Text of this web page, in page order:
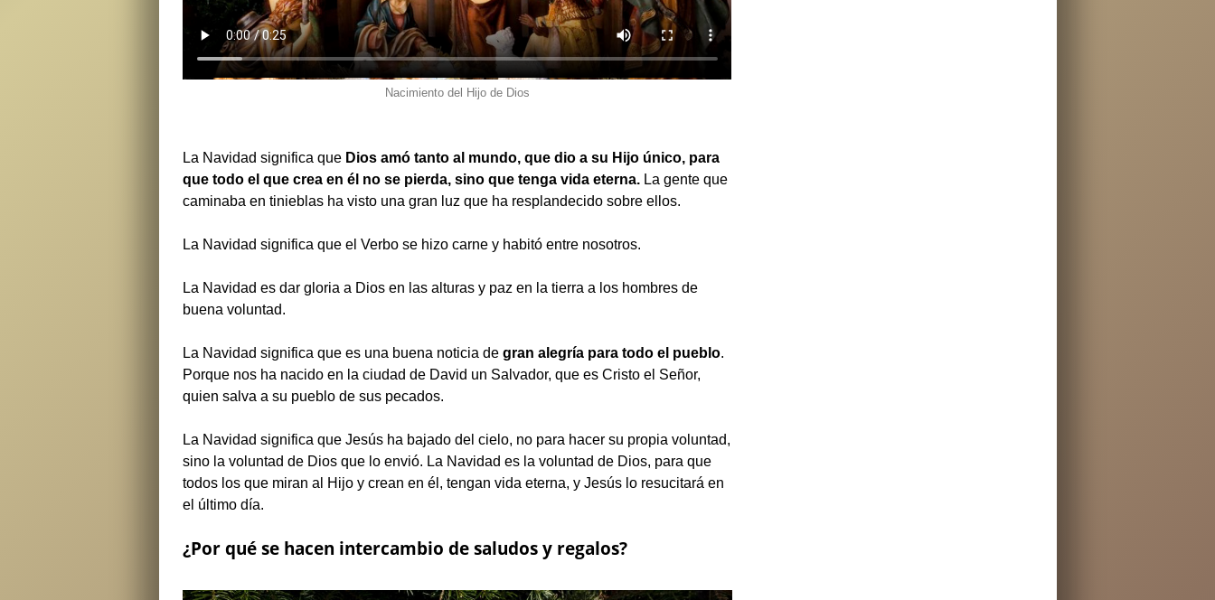
Nacimiento del Hijo de Dios
La Navidad significa que Dios amó tanto al mundo, que dio a su Hijo único, para
que todo el que crea en él no se pierda, sino que tenga vida eterna. La gente que
caminaba en tinieblas ha visto una gran luz que ha resplandecido sobre ellos.
La Navidad significa que el Verbo se hizo carne y habitó entre nosotros.
La Navidad es dar gloria a Dios en las alturas y paz en la tierra a los hombres de
buena voluntad.
La Navidad significa que es una buena noticia degran alegría para todo el pueblo.
Porque nos ha nacido en la ciudad de David un Salvador, que es Cristo el Señor,
quien salva a su pueblo de sus pecados.
La Navidad significa que Jesús ha bajado del cielo, no para hacer su propia voluntad,
sino la voluntad de Dios que lo envió. La Navidad es la voluntad de Dios, para que
todos los que miran al Hijo y crean en él, tengan vida eterna, y Jesús lo resucitará en
el último día.
¿Por qué se hacen intercambio de saludos y regalos?